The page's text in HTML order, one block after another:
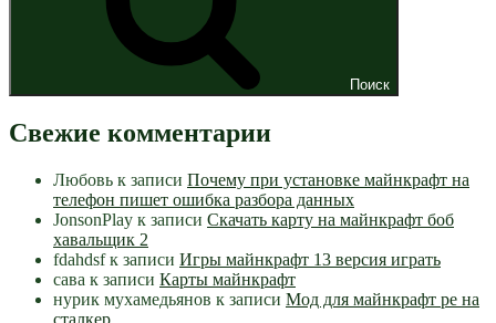
Поиск
Свежие комментарии
Любовь к записи Почему при установке майнкрафт на
телефон пишет ошибка разбора данных
JonsonPlay к записи Скачать карту на майнкрафт боб
хавальщик 2
fdahdsfк записи Игры майнкрафт 13 версия играть
сава к записи Карты майнкрафт
нурик мухамедьянов к записи Мод для майнкрафт pe на